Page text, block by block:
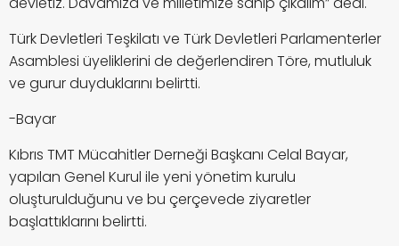
Türk Devletleri Teşkilatı ve Türk Devletleri Parlamenterler
Asamblesi üyeliklerini de değerlendiren Töre, mutluluk
ve gurur duyduklarını belirtti.
-Bayar
Kıbrıs TMT Mücahitler Derneği Başkanı Celal Bayar,
yapılan Genel Kurul ile yeni yönetim kurulu
oluşturulduğunu ve bu çerçevede ziyaretler
başlattıklarını belirtti.